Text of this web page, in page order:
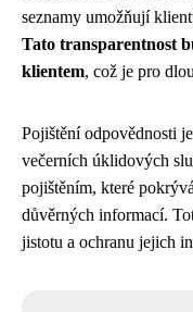
seznamy umožňují
Tato transparentnost
klientem, což je pro
Pojištění odpovědnosti
večerních úklidových
pojištěním, které
důvěrných informací.
jistotu a ochranu jejich